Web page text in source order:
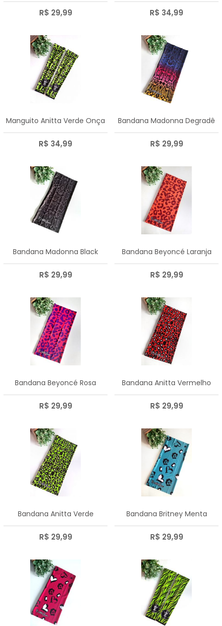
R$ 29,99 R$ 34,99
Manguito Anitta Verde Onça
R$ 34,99
Bandana Madonna Degradê
R$ 29,99
Bandana Madonna Black
R$ 29,99
Bandana Beyoncé Laranja
R$ 29,99
Bandana Beyoncé Rosa
R$ 29,99
Bandana Anitta Vermelho
R$ 29,99
Bandana Anitta Verde
R$ 29,99
Bandana Britney Menta
R$ 29,99